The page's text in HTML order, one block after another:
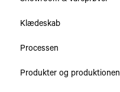
Klædeskab
Processen
Produkter og produktionen